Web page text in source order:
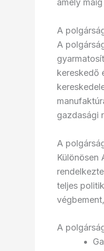
amely
A
A
kereskedő
gazdasági
A
Különösen
teljes
A